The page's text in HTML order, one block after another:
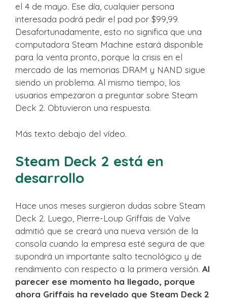
el 4 de mayo. Ese día, cualquier persona
interesada podrá pedir el pad por $99,99.
Desafortunadamente, esto no significa que una
computadora Steam Machine estará disponible
para la venta pronto, porque la crisis en el
mercado de las memorias DRAM y NAND sigue
siendo un problema. Al mismo tiempo, los
usuarios empezaron a preguntar sobre Steam
Deck 2. Obtuvieron una respuesta.
Más texto debajo del vídeo.
Steam Deck 2 está en
desarrollo
Hace unos meses surgieron dudas sobre Steam
Deck 2. Luego, Pierre-Loup Griffais de Valve
admitió que se creará una nueva versión de la
consola cuando la empresa esté segura de que
supondrá un importante salto tecnológico y de
rendimiento con respecto a la primera versión. Al
parecer ese momento ha llegado, porque
ahora Griffais ha revelado que Steam Deck 2